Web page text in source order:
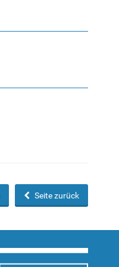
Seite zurück